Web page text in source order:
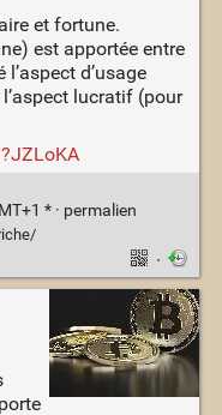
et fortune.
est apportée entre
l’aspect d’usage
lucratif (pour
* · permalien
·